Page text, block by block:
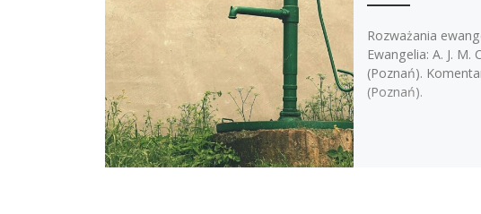
Rozważania
Ewangelia: A. J. M.
(Poznań).
(Poznań).